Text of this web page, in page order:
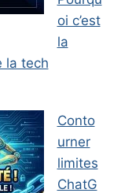
oi c’est
la
la tech
Conto
urner
limites
ChatG